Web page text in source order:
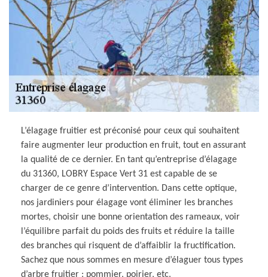
L’élagage fruitier est préconisé pour ceux qui souhaitent
faire augmenter leur production en fruit, tout en assurant
la qualité de ce dernier. En tant qu’entreprise d’élagage
du 31360, LOBRY Espace Vert 31 est capable de se
charger de ce genre d’intervention. Dans cette optique,
nos jardiniers pour élagage vont éliminer les branches
mortes, choisir une bonne orientation des rameaux, voir
l’équilibre parfait du poids des fruits et réduire la taille
des branches qui risquent de d’affaiblir la fructification.
Sachez que nous sommes en mesure d’élaguer tous types
d’arbre fruitier : pommier, poirier, etc.